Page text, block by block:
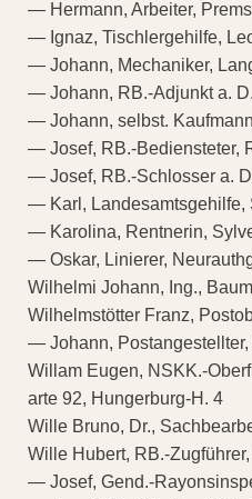
— Hermann, Arbeiter,
— Ignaz, Tischlergehilfe,
— Johann, Mechaniker,
— Johann, RB.-Adjunkt a.
— Johann, selbst.
— Josef, RB.-Bediensteter,
— Josef, RB.-Schlosser a.
— Karl, Landesamtsgehilfe,
— Karolina, Rentnerin,
— Oskar, Linierer,
Wilhelmi Johann, Ing.,
Wilhelmstötter Franz,
— Johann,
Willam Eugen, NSKK.-
arte 92, Hungerburg-H. 4
Wille Bruno, Dr.,
Wille Hubert, RB.-
— Josef, Gend.-